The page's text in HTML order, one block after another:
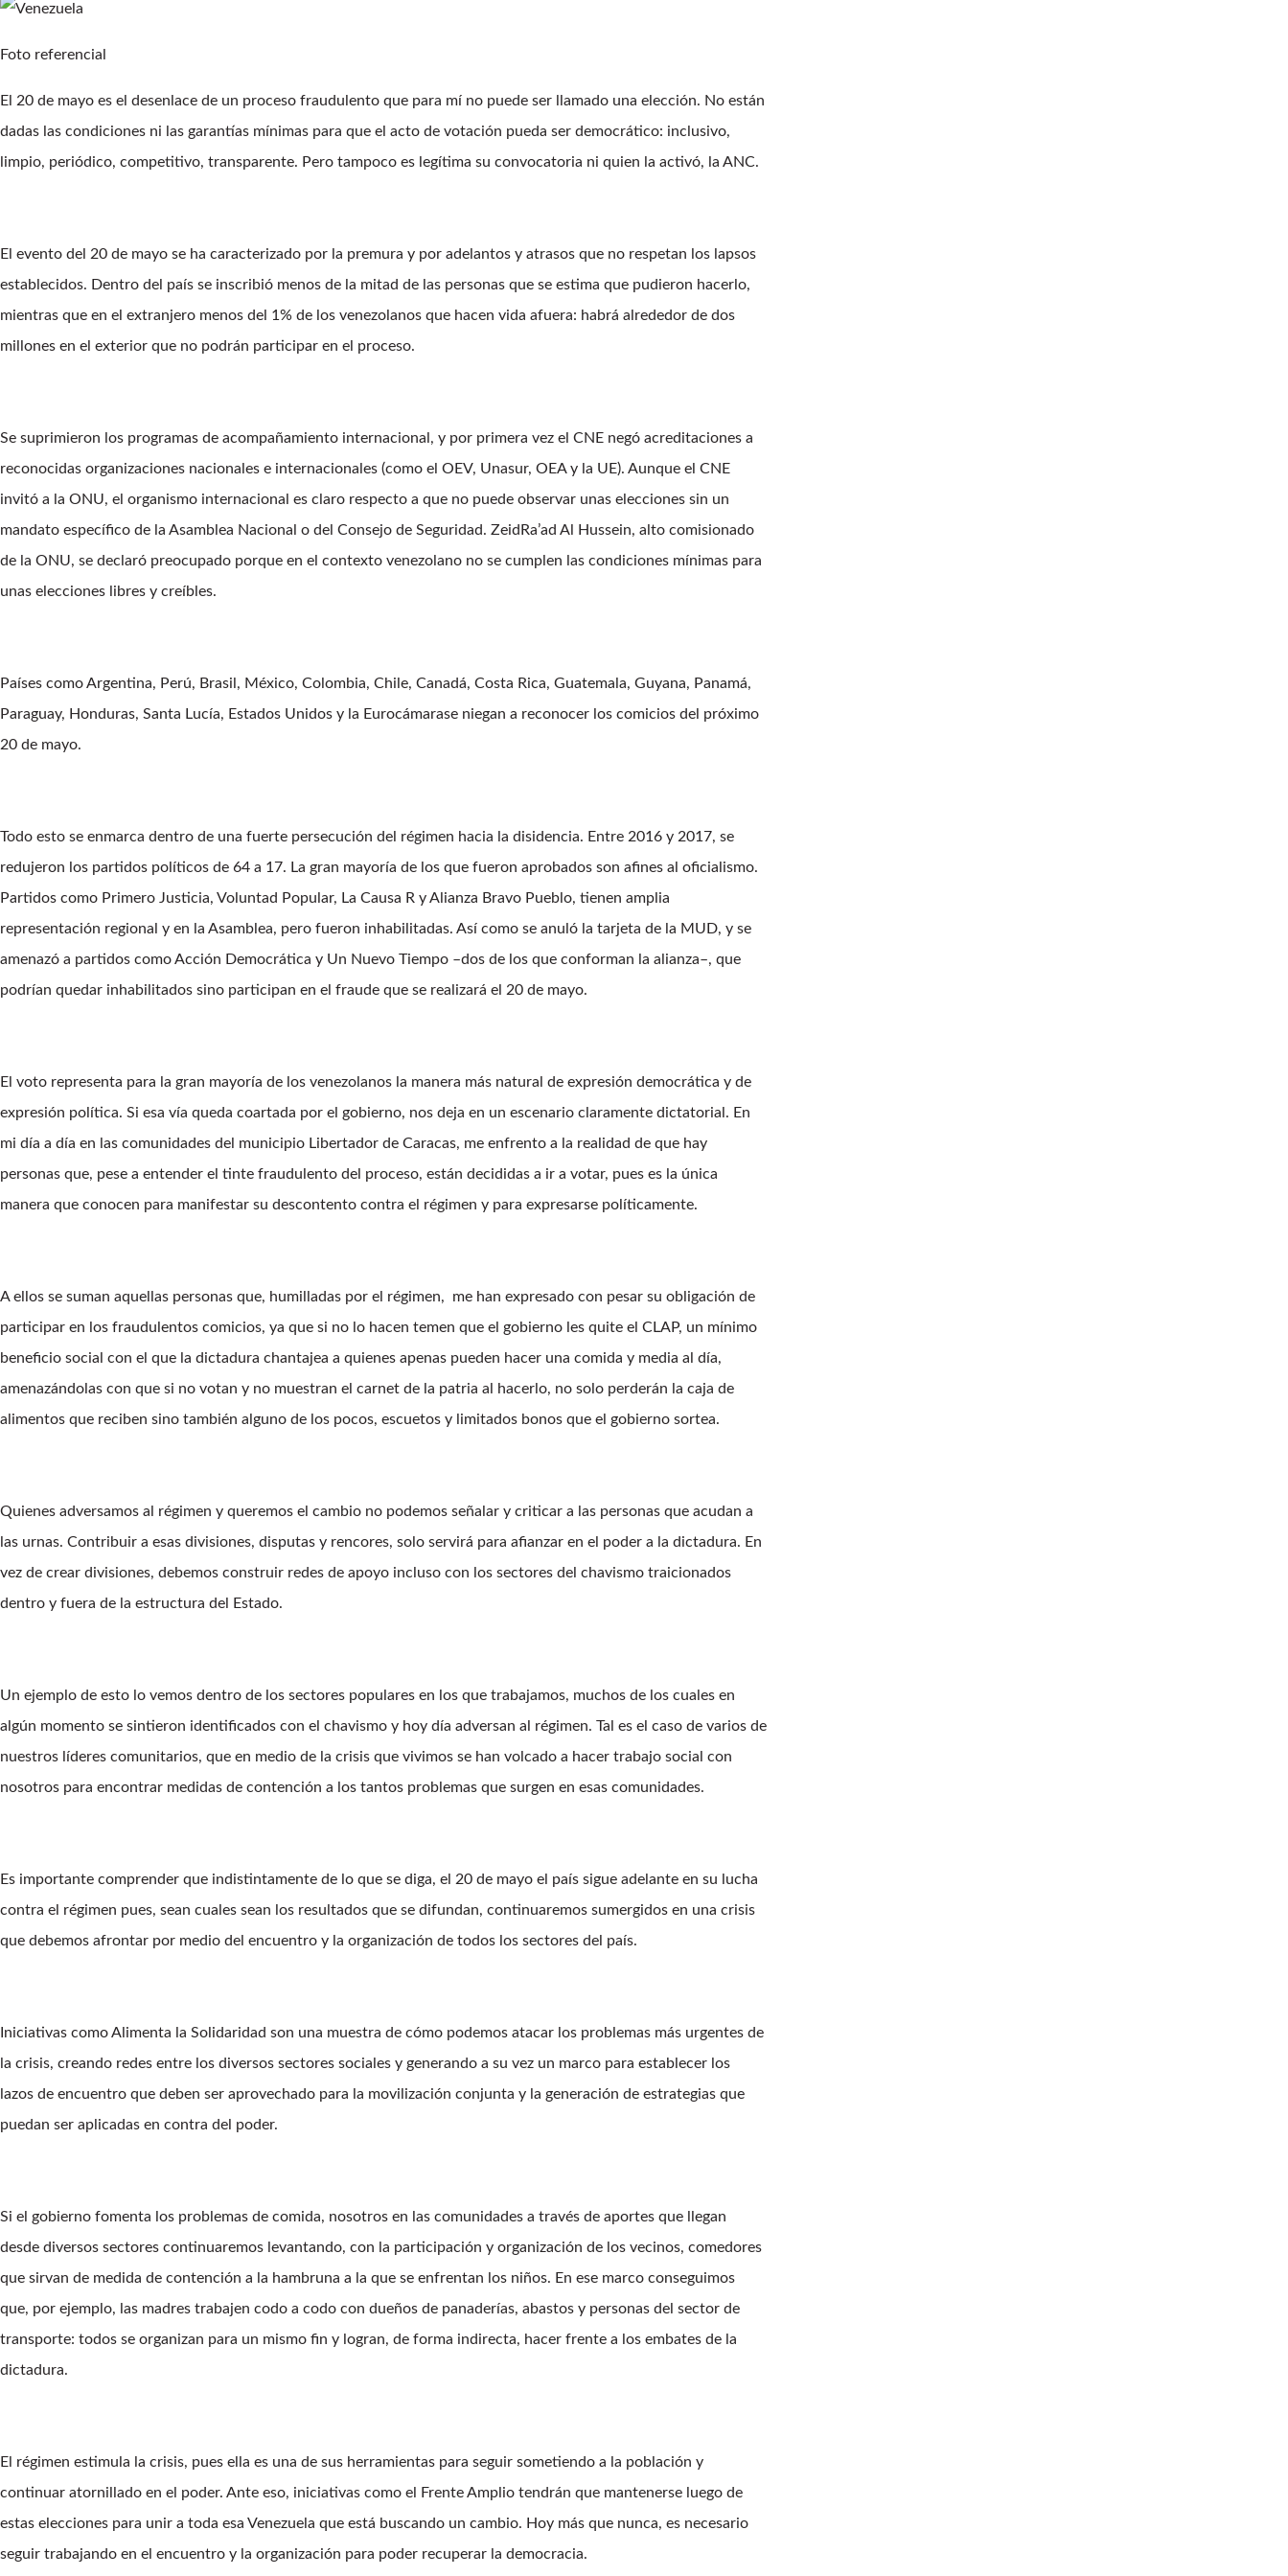
Foto referencial
El 20 de mayo es el desenlace de un proceso fraudulento que para mí no puede ser llamado una elección. No están
dadas las condiciones ni las garantías mínimas para que el acto de votación pueda ser democrático: inclusivo,
limpio, periódico, competitivo, transparente. Pero tampoco es legítima su convocatoria ni quien la activó, la ANC.
El evento del 20 de mayo se ha caracterizado por la premura y por adelantos y atrasos que no respetan los lapsos
establecidos. Dentro del país se inscribió menos de la mitad de las personas que se estima que pudieron hacerlo,
mientras que en el extranjero menos del 1% de los venezolanos que hacen vida afuera: habrá alrededor de dos
millones en el exterior que no podrán participar en el proceso.
Se suprimieron los programas de acompañamiento internacional, y por primera vez el CNE negó acreditaciones a
reconocidas organizaciones nacionales e internacionales (como el OEV, Unasur, OEA y la UE). Aunque el CNE
invitó a la ONU, el organismo internacional es claro respecto a que no puede observar unas elecciones sin un
mandato específico de la Asamblea Nacional o del Consejo de Seguridad. ZeidRa’ad Al Hussein, alto comisionado
de la ONU, se declaró preocupado porque en el contexto venezolano no se cumplen las condiciones mínimas para
unas elecciones libres y creíbles.
Países como Argentina, Perú, Brasil, México, Colombia, Chile, Canadá, Costa Rica, Guatemala, Guyana, Panamá,
Paraguay, Honduras, Santa Lucía, Estados Unidos y la Eurocámarase niegan a reconocer los comicios del próximo
20 de mayo.
Todo esto se enmarca dentro de una fuerte persecución del régimen hacia la disidencia. Entre 2016 y 2017, se
redujeron los partidos políticos de 64 a 17. La gran mayoría de los que fueron aprobados son afines al oficialismo.
Partidos como Primero Justicia, Voluntad Popular, La Causa R y Alianza Bravo Pueblo, tienen amplia
representación regional y en la Asamblea, pero fueron inhabilitadas. Así como se anuló la tarjeta de la MUD, y se
amenazó a partidos como Acción Democrática y Un Nuevo Tiempo –dos de los que conforman la alianza–, que
podrían quedar inhabilitados sino participan en el fraude que se realizará el 20 de mayo.
El voto representa para la gran mayoría de los venezolanos la manera más natural de expresión democrática y de
expresión política. Si esa vía queda coartada por el gobierno, nos deja en un escenario claramente dictatorial. En
mi día a día en las comunidades del municipio Libertador de Caracas, me enfrento a la realidad de que hay
personas que, pese a entender el tinte fraudulento del proceso, están decididas a ir a votar, pues es la única
manera que conocen para manifestar su descontento contra el régimen y para expresarse políticamente.
A ellos se suman aquellas personas que, humilladas por el régimen, me han expresado con pesar su obligación de
participar en los fraudulentos comicios, ya que si no lo hacen temen que el gobierno les quite el CLAP, un mínimo
beneficio social con el que la dictadura chantajea a quienes apenas pueden hacer una comida y media al día,
amenazándolas con que si no votan y no muestran el carnet de la patria al hacerlo, no solo perderán la caja de
alimentos que reciben sino también alguno de los pocos, escuetos y limitados bonos que el gobierno sortea.
Quienes adversamos al régimen y queremos el cambio no podemos señalar y criticar a las personas que acudan a
las urnas. Contribuir a esas divisiones, disputas y rencores, solo servirá para afianzar en el poder a la dictadura. En
vez de crear divisiones, debemos construir redes de apoyo incluso con los sectores del chavismo traicionados
dentro y fuera de la estructura del Estado.
Un ejemplo de esto lo vemos dentro de los sectores populares en los que trabajamos, muchos de los cuales en
algún momento se sintieron identificados con el chavismo y hoy día adversan al régimen. Tal es el caso de varios de
nuestros líderes comunitarios, que en medio de la crisis que vivimos se han volcado a hacer trabajo social con
nosotros para encontrar medidas de contención a los tantos problemas que surgen en esas comunidades.
Es importante comprender que indistintamente de lo que se diga, el 20 de mayo el país sigue adelante en su lucha
contra el régimen pues, sean cuales sean los resultados que se difundan, continuaremos sumergidos en una crisis
que debemos afrontar por medio del encuentro y la organización de todos los sectores del país.
Iniciativas como Alimenta la Solidaridad son una muestra de cómo podemos atacar los problemas más urgentes de
la crisis, creando redes entre los diversos sectores sociales y generando a su vez un marco para establecer los
lazos de encuentro que deben ser aprovechado para la movilización conjunta y la generación de estrategias que
puedan ser aplicadas en contra del poder.
Si el gobierno fomenta los problemas de comida, nosotros en las comunidades a través de aportes que llegan
desde diversos sectores continuaremos levantando, con la participación y organización de los vecinos, comedores
que sirvan de medida de contención a la hambruna a la que se enfrentan los niños. En ese marco conseguimos
que, por ejemplo, las madres trabajen codo a codo con dueños de panaderías, abastos y personas del sector de
transporte: todos se organizan para un mismo fin y logran, de forma indirecta, hacer frente a los embates de la
dictadura.
El régimen estimula la crisis, pues ella es una de sus herramientas para seguir sometiendo a la población y
continuar atornillado en el poder. Ante eso, iniciativas como el Frente Amplio tendrán que mantenerse luego de
estas elecciones para unir a toda esa Venezuela que está buscando un cambio. Hoy más que nunca, es necesario
seguir trabajando en el encuentro y la organización para poder recuperar la democracia.